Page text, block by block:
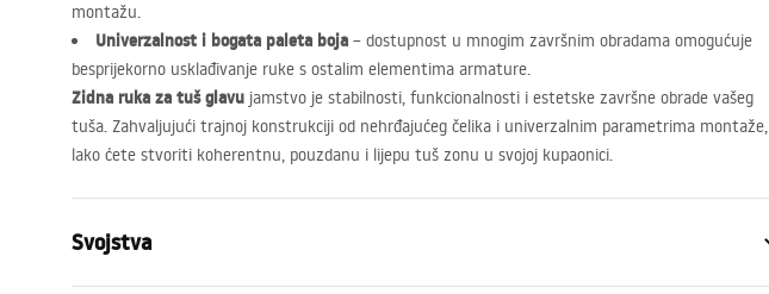
montažu.
Univerzalnost i bogata paleta boja – dostupnost u mnogim završnim obradama omogućuje
besprijekorno usklađivanje ruke s ostalim elementima armature.
Zidna ruka za tuš glavu jamstvo je stabilnosti, funkcionalnosti i estetske završne obrade vašeg
tuša. Zahvaljujući trajnoj konstrukciji od nehrđajućeg čelika i univerzalnim parametrima montaže,
lako ćete stvoriti koherentnu, pouzdanu i lijepu tuš zonu u svojoj kupaonici.
Svojstva